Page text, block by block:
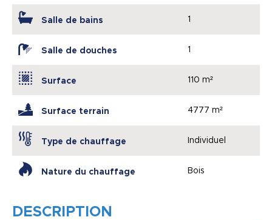
Salle de bains 1
Salle de douches 1
Surface 110 m²
Surface terrain 4777 m²
Type de chauffage Individuel
Nature du chauffage Bois
DESCRIPTION